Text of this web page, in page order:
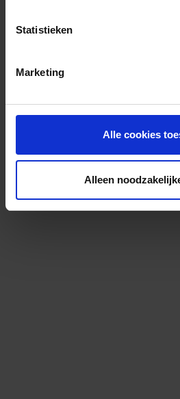
Statistieken
Marketing
Alle cookies
Alleen